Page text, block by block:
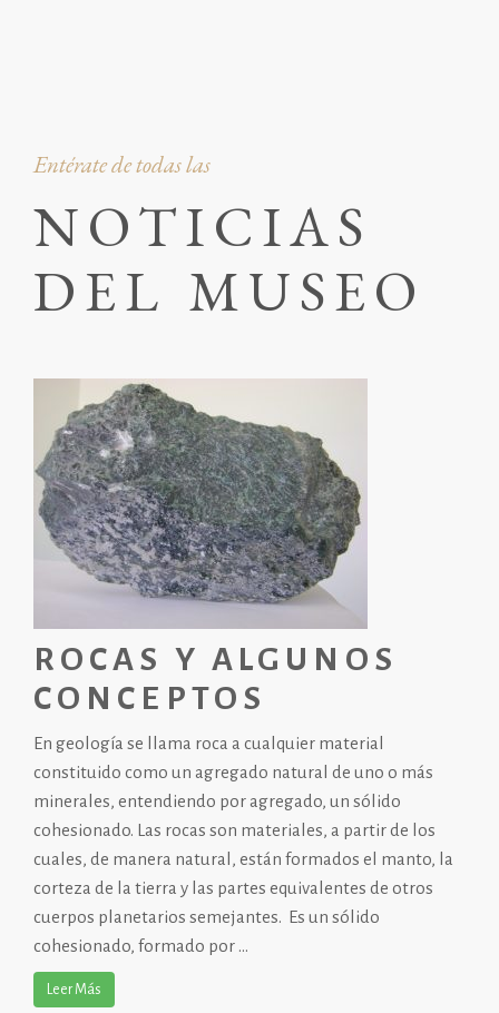
Entérate de todas las
NOTICIAS
DEL MUSEO
ROCAS Y ALGUNOS
CONCEPTOS
En geología se llama roca a cualquier material
constituido como un agregado natural de uno o más
minerales, entendiendo por agregado, un sólido
cohesionado. Las rocas son materiales, a partir de los
cuales, de manera natural, están formados el manto, la
corteza de la tierra y las partes equivalentes de otros
cuerpos planetarios semejantes. Es un sólido
cohesionado, formado por ...
Leer Más